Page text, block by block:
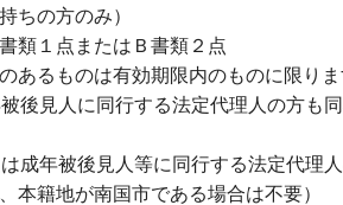
ちの方のみ）
類１点またはＢ書類２点
あるものは有効期限内のものに限りま
後見人に同行する法定代理人の方も
成年被後見人等に同行する法定代理
籍地が南国市である場合は不要）